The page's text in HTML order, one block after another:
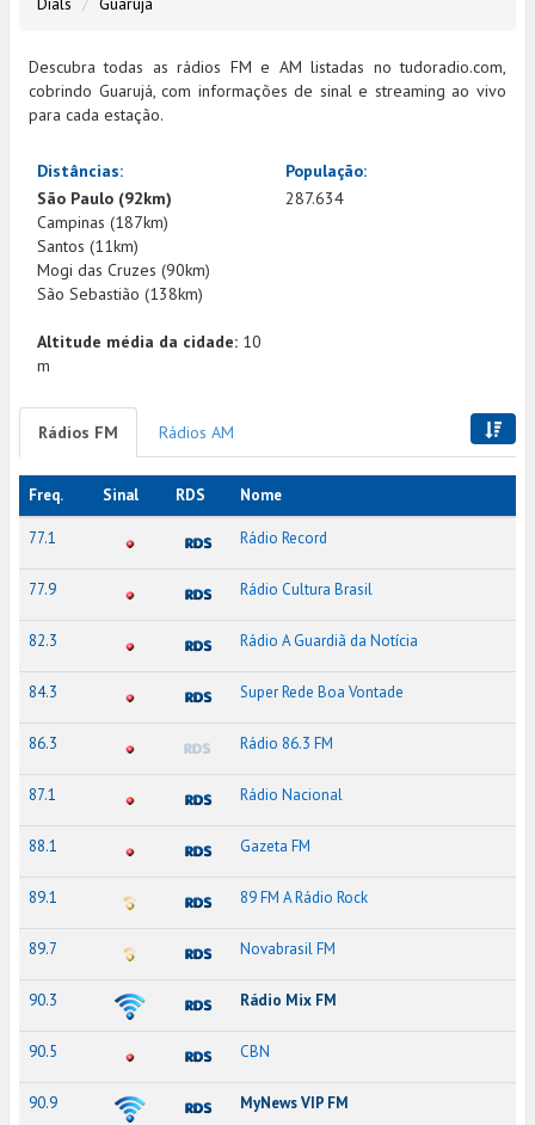
Descubra todas as rádios FM e AM listadas no tudoradio.com,
cobrindo Guarujá, com informações de sinal e streaming ao vivo
para cada estação.
Distâncias:
São Paulo (92km)
Campinas (187km)
Santos (11km)
Mogi das Cruzes (90km)
São Sebastião (138km)
Altitude média da cidade: 10
m
População:
287.634
Rádios FM Rádios AM
Freq. Sinal RDS Nome
77.1 Rádio Record
77.9 Rádio Cultura Brasil
82.3 Rádio A Guardiã da Notícia
84.3 Super Rede Boa Vontade
86.3 Rádio 86.3 FM
87.1 Rádio Nacional
88.1 Gazeta FM
89.1 89 FM A Rádio Rock
89.7 Novabrasil FM
90.3 Rádio Mix FM
90.5 CBN
90.9 MyNews VIP FM